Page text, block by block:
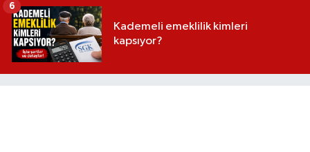
Kademeli emeklilik kimleri
kapsıyor?
6